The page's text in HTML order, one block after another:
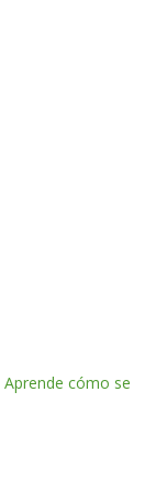
Aprende cómo se